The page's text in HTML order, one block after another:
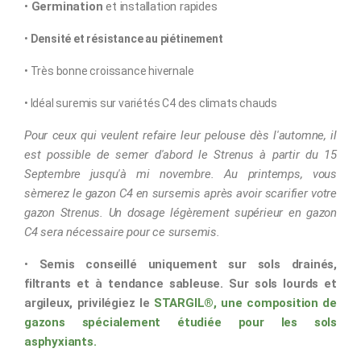
• Germination et installation rapides
• Densité et résistance au piétinement
• Très bonne croissance hivernale
• Idéal suremis sur variétés C4 des climats chauds
Pour ceux qui veulent refaire leur pelouse dès l'automne, il
est possible de semer d'abord le Strenus à partir du 15
Septembre jusqu'à mi novembre. Au printemps, vous
sèmerez le gazon C4 en sursemis après avoir scarifier votre
gazon Strenus. Un dosage légèrement supérieur en gazon
C4 sera nécessaire pour ce sursemis.
• Semis conseillé uniquement sur sols drainés,
filtrants et à tendance sableuse. Sur sols lourds et
argileux, privilégiez le STARGIL®, une composition de
gazons spécialement étudiée pour les sols
asphyxiants.